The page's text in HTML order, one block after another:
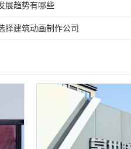
展趋势有哪些
择建筑动画制作公司